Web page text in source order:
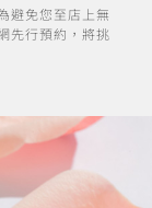
避免您至店上無
先行預約，將挑